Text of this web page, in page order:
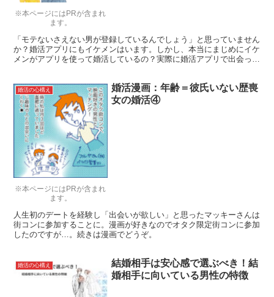
※本ページにはPRが含まれ
ます。
「モテないさえない男が登録しているんでしょう」と思っていません
か？婚活アプリにもイケメンはいます。しかし、本当にまじめにイケ
メンがアプリを使って婚活しているの？実際に婚活アプリで出会った
※本ページにはPRが含まれ
ます。
婚活の心構え
婚活漫画：年齢＝彼氏いない歴喪
女の婚活④
人生初のデートを経験し「出会いが欲しい」と思ったマッキーさんは
街コンに参加することに。漫画が好きなのでオタク限定街コンに参加
したのですが…。続きは漫画でどうぞ。
婚活の心構え
結婚相手は安心感で選ぶべき！結
婚相手に向いている男性の特徴